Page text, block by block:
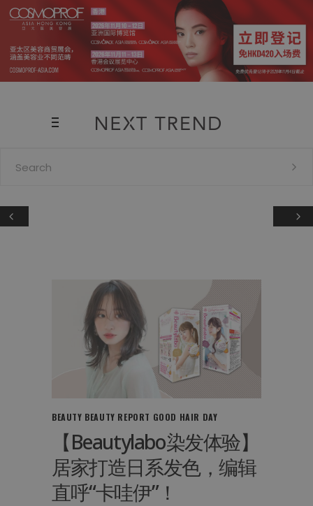
BEAUTY BEAUTY REPORT GOOD HAIR DAY
【Beautylabo染发体验】
居家打造日系发色，编辑
直呼“卡哇伊”！